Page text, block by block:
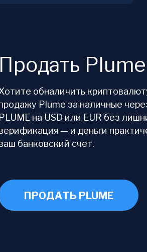
Продать Plume
обналичить
Plume за наличные
PLUME на USD или EUR без
— и деньги
банковский счет.
ПРОДАТЬ PLUME